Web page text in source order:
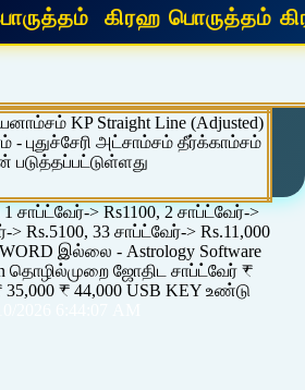
KP Straight Line (Adjusted)
- புதுச்சேரி அட்சாம்சம் தீர்க்காம்சம்
படுத்தப்பட்டுள்ளது
சாப்ட்வேர்-> Rs1100, 2 சாப்ட்வேர்->
> Rs.5100, 33 சாப்ட்வேர்-> Rs.11,000
இல்லை - Astrology Software
தொழில்முறை ஜோதிட சாப்ட்வேர் ₹
35,000 ₹ 44,000 USB KEY உண்டு